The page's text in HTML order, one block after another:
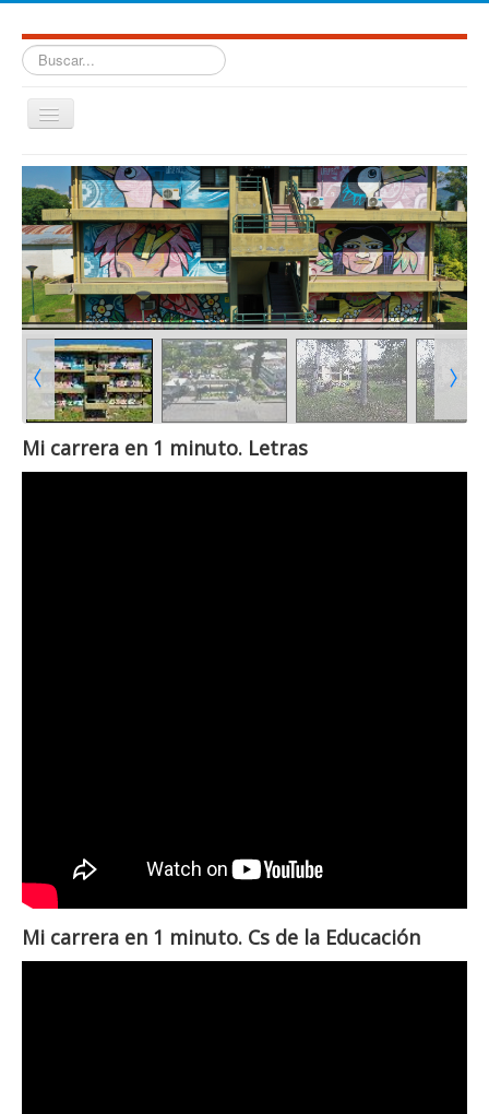
Buscar...
Cambiar
navegación
≡
Mi carrera en 1 minuto. Letras
Mi carrera en 1 minuto. Cs de la Educación